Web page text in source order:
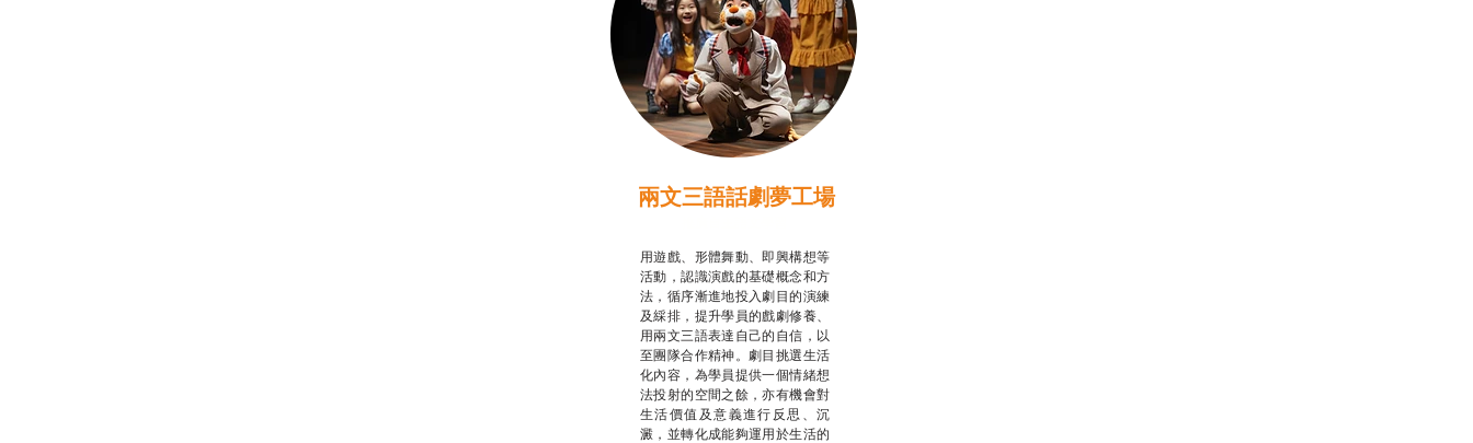
兩文三語話劇夢工場
用遊戲、形體舞動、即興構想等
活動，認識演戲的基礎概念和方
法，循序漸進地投入劇目的演練
及綵排，提升學員的戲劇修養、
用兩文三語表達自己的自信，以
至團隊合作精神。劇目挑選生活
化內容，為學員提供一個情緒想
法投射的空間之餘，亦有機會對
生活價值及意義進行反思、沉
澱，並轉化成能夠運用於生活的